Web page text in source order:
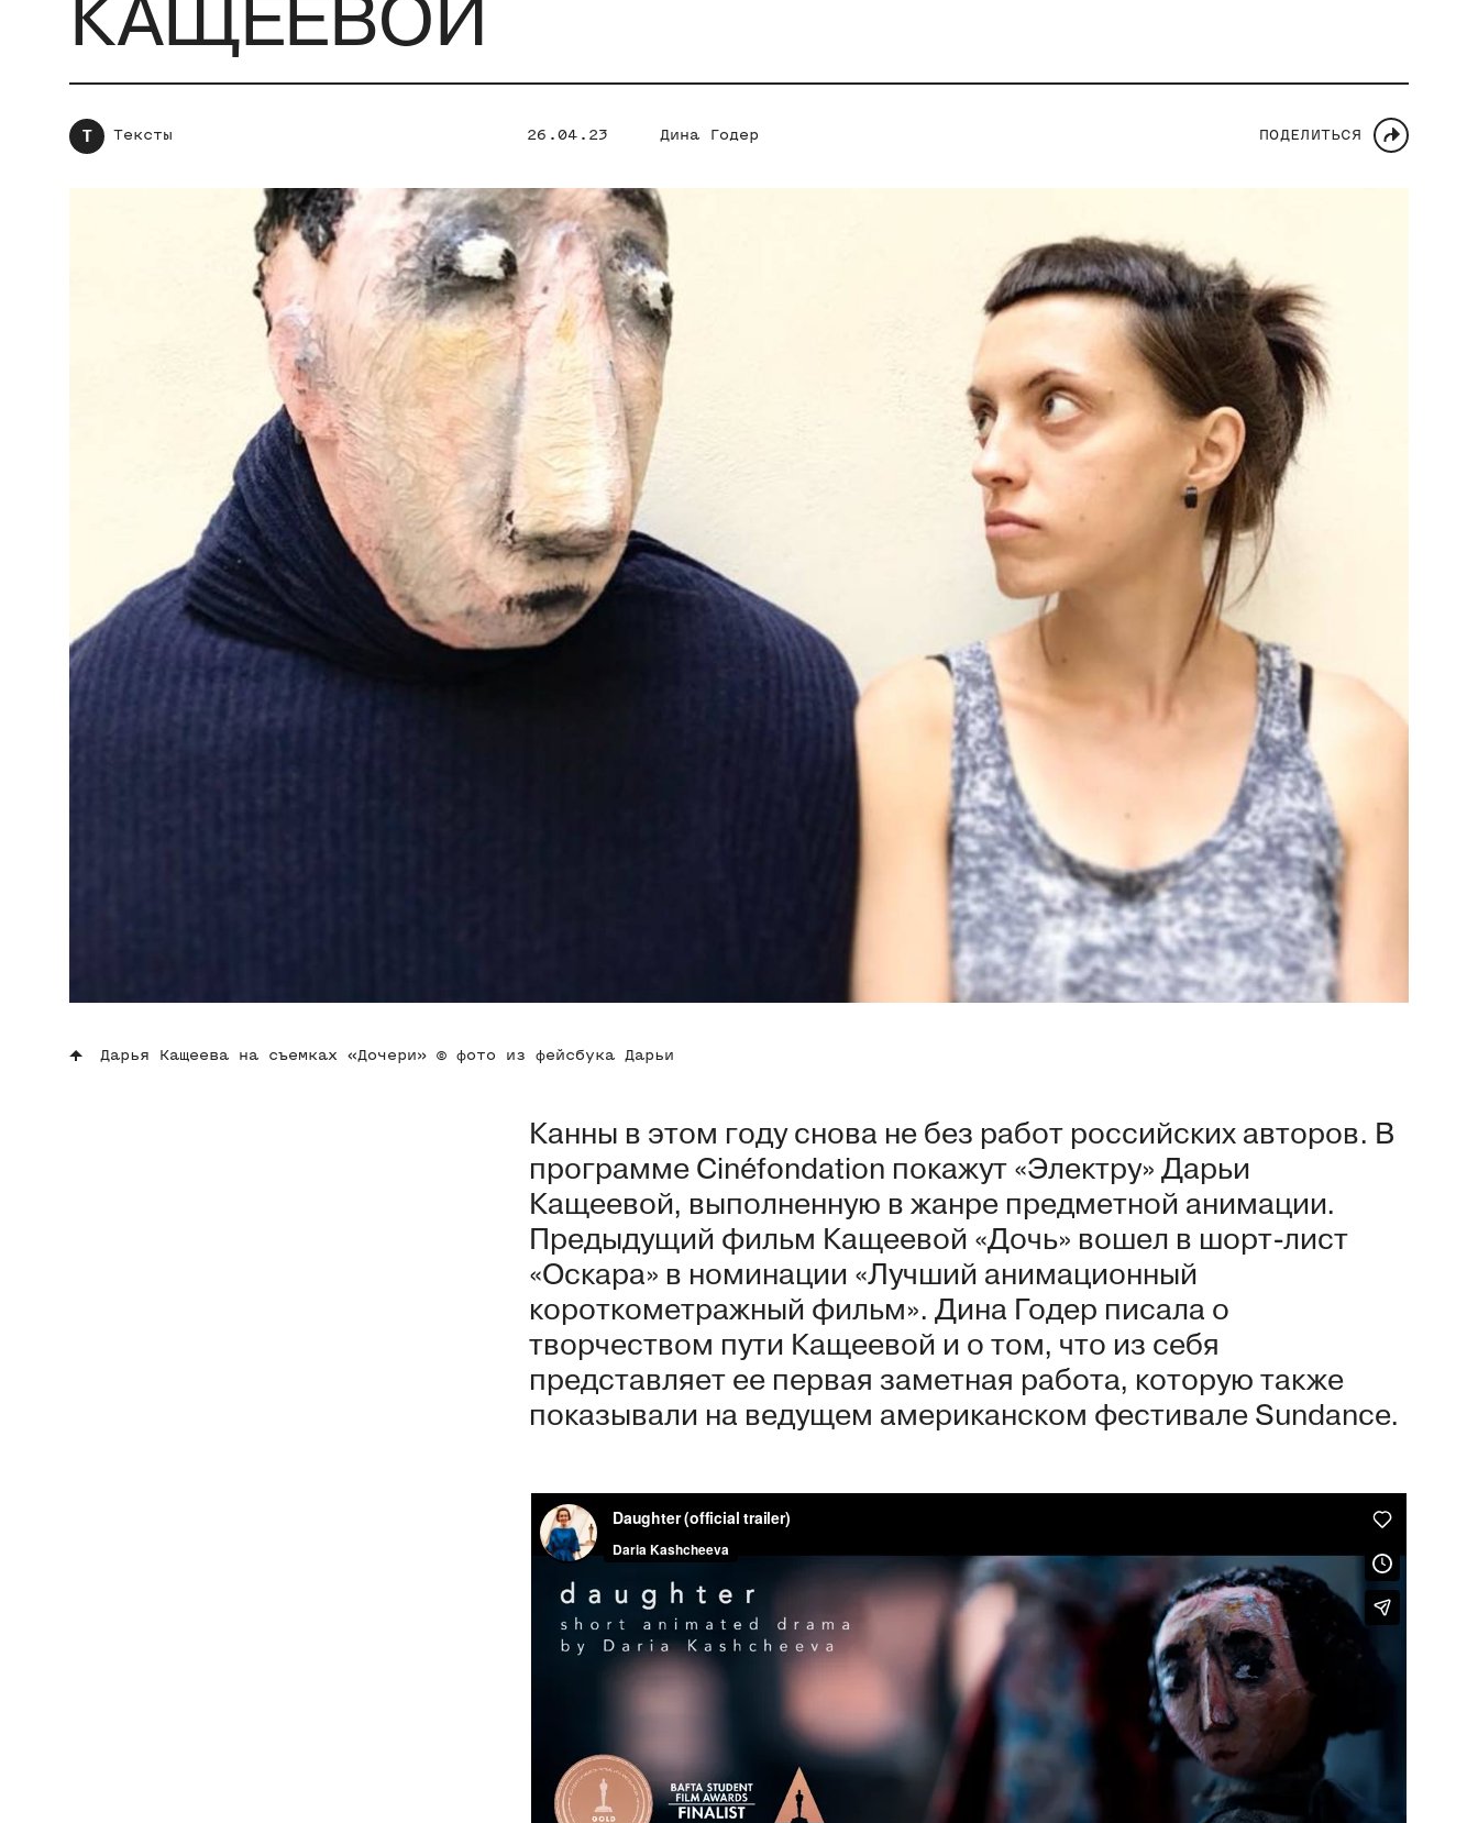
КАЩЕЕВОЙ
Т Тексты 26.04.23 Дина Годер ПОДЕЛИТЬСЯ
Дарья Кащеева на съемках «Дочери» © фото из фейсбука Дарьи
Канны в этом году снова не без работ российских авторов. В
программе Cinéfondation покажут «Электру» Дарьи
Кащеевой, выполненную в жанре предметной анимации.
Предыдущий фильм Кащеевой «Дочь» вошел в шорт-лист
«Оскара» в номинации «Лучший анимационный
короткометражный фильм». Дина Годер писала о
творчеством пути Кащеевой и о том, что из себя
представляет ее первая заметная работа, которую также
показывали на ведущем американском фестивале Sundance.